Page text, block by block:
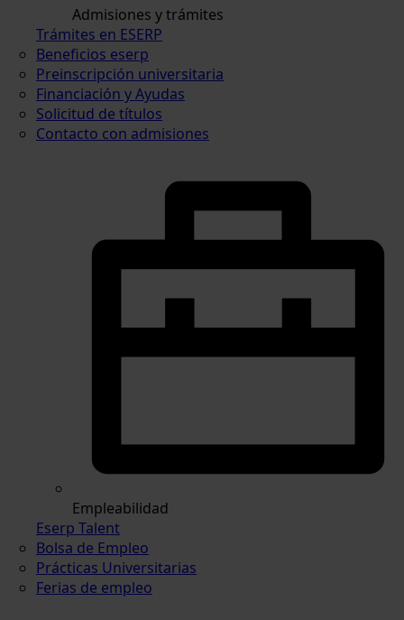
Admisiones y trámites
Trámites en ESERP
Beneficios eserp
Preinscripción universitaria
Financiación y Ayudas
Solicitud de títulos
Contacto con admisiones
Empleabilidad
Eserp Talent
Bolsa de Empleo
Prácticas Universitarias
Ferias de empleo